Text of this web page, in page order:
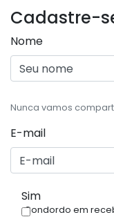
Cadastre-
Nome
Nunca vamos
E-mail
Sim
Condordo em